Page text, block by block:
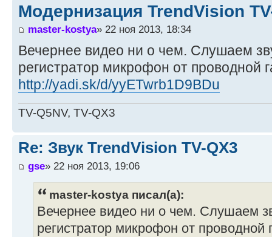
Модернизация TrendVision
master-kostya» 22 ноя 2013, 18:34
Вечернее видео ни о чем. Слушаем
регистратор микрофон от проводной
http://yadi.sk/d/yyETwrb1D9BDu
TV-Q5NV, TV-QX3
Re: Звук TrendVision TV-QX3
gse» 22 ноя 2013, 19:06
master-kostya писал(а):
Вечернее видео ни о чем. Слушаем
регистратор микрофон от проводной